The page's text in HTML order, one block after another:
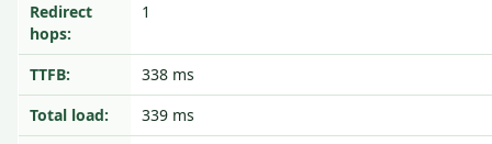
Redirect
hops:
1
TTFB:
338 ms
Total load:
339 ms